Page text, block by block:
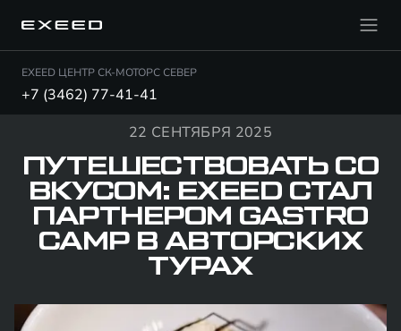
EXEED ЦЕНТР СК-МОТОРС СЕВЕР
+7 (3462) 77-41-41
22 СЕНТЯБРЯ 2025
ПУТЕШЕСТВОВАТЬ СО
ВКУСОМ: EXEED СТАЛ
ПАРТНЕРОМ GASTRO
CAMP В АВТОРСКИХ
ТУРАХ